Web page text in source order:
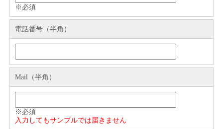
※必須
電話番号（半角）
Mail（半角）
※必須
入力してもサンプルでは届きません